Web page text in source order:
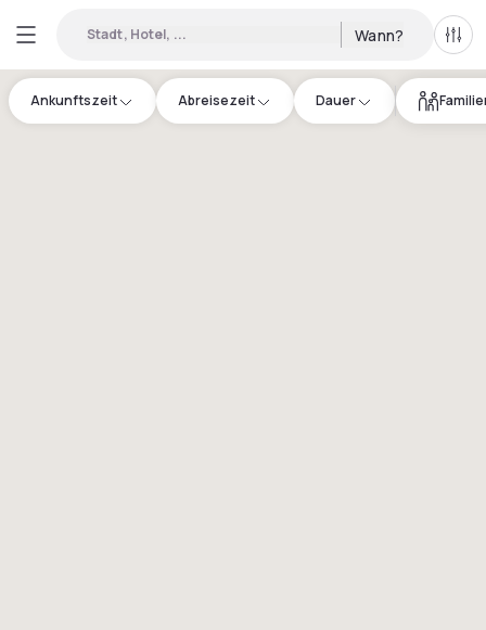
Stadt, Hotel, ... Wann? Alle
Ankunftszeit Abreisezeit Dauer